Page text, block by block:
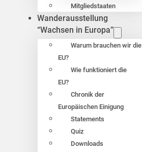
Mitgliedstaaten
Wanderausstellung
“Wachsen in Europa”
Warum brauchen wir die
EU?
Wie funktioniert die
EU?
Chronik der
Europäischen Einigung
Statements
Quiz
Downloads